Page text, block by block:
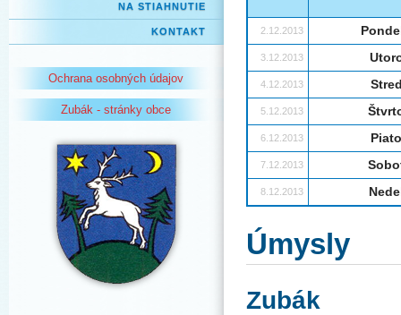
NA STIAHNUTIE
KONTAKT
Ochrana osobných údajov
Zubák - stránky obce
2.12.2013
3.12.2013
4.12.2013
5.12.2013
6.12.2013
7.12.2013
8.12.2013
Úmysly
Zubák